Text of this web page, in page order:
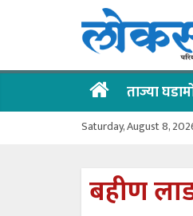
ताज्या
घडामोडी
ताज्या
Saturday, August 8,
बहीण